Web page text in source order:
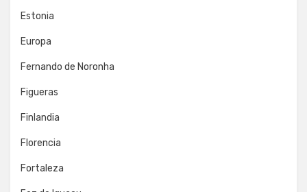
Estonia
Europa
Fernando de Noronha
Figueras
Finlandia
Florencia
Fortaleza